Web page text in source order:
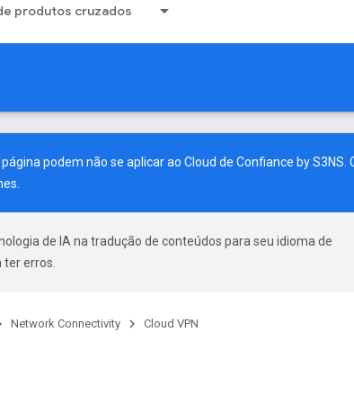
produtos cruzados
podem não se aplicar ao Cloud de Confiance by S3NS.
de IA na tradução de conteúdos para seu idioma de
erros.
Network Connectivity Cloud VPN